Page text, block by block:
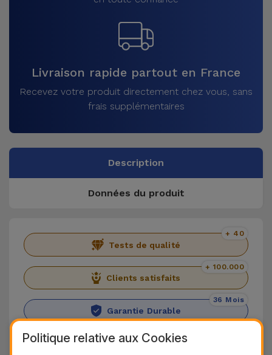
Livraison rapide partout en France
Recevez votre produit directement chez vous, sans
frais supplémentaires
Description
Données du produit
Tests de qualité
+ 40
Clients satisfaits
+ 100.000
Garantie Durable
36 Mois
Livraison Gratuite
Politique relative aux Cookies